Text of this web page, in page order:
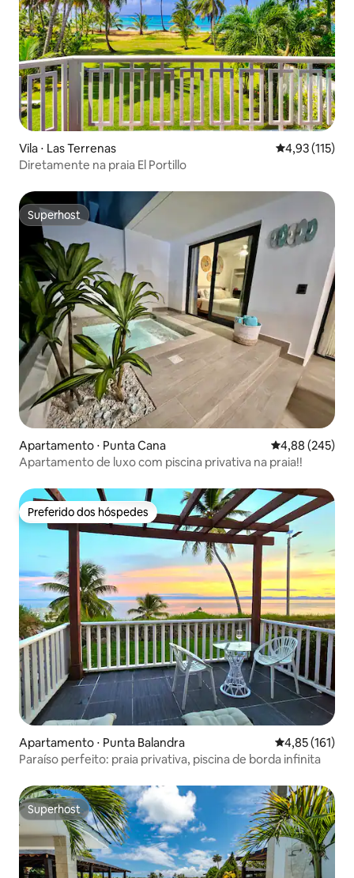
Vila ⋅ Las Terrenas 4,93 de uma
4,93 (115)
Diretamente na praia El Portillo
Superhost
Superhost
Apartamento ⋅ Punta Cana 4,88 de uma
4,88 (245)
Apartamento de luxo com piscina privativa na praia!!
Preferido dos hóspedes
Preferido dos hóspedes
Apartamento ⋅ Punta Balandra 4,85 de uma
4,85 (161)
Paraíso perfeito: praia privativa, piscina de borda infinita
Superhost
Superhost